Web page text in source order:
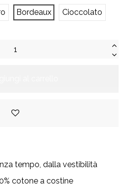
Bordeaux Cioccolato
tempo, dalla vestibilità
cotone a costine